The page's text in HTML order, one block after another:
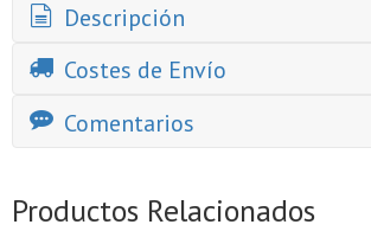
Descripción
Costes de Envío
Comentarios
Productos Relacionados